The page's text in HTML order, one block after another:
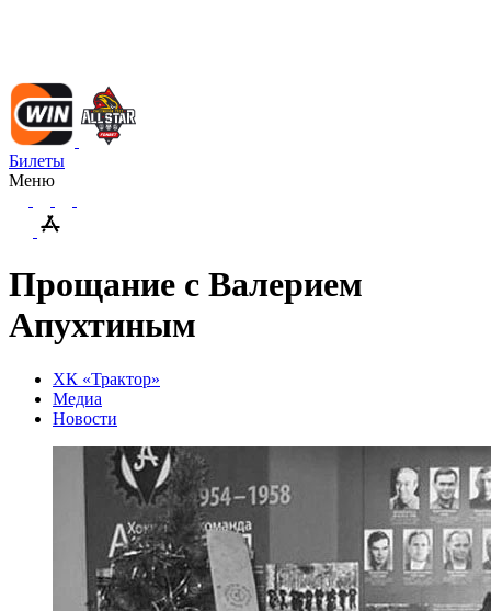
Билеты
Меню
Прощание с Валерием
Апухтиным
ХК «Трактор»
Медиа
Новости